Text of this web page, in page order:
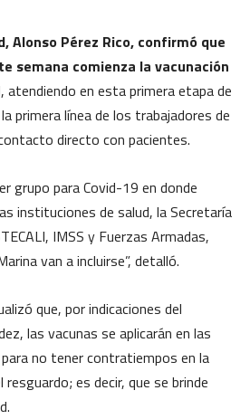
Alonso Pérez Rico, confirmó que
semana comienza la vacunación
atendiendo en esta primera etapa de
primera línea de los trabajadores de
directo con pacientes.
grupo para Covid-19 en donde
instituciones de salud, la Secretaría
IMSS y Fuerzas Armadas,
van a incluirse”, detalló.
que, por indicaciones del
las vacunas se aplicarán en las
no tener contratiempos en la
resguardo; es decir, que se brinde